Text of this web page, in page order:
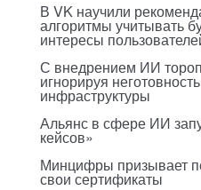
В VK научили
алгоритмы учитывать
интересы
С внедрением ИИ
игнорируя неготовность
инфраструктуры
Альянс в сфере ИИ
кейсов»
Минцифры призывает
свои сертификаты